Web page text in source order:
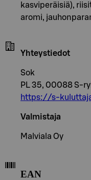
kasviperäisiä),
aromi,
Yhteystiedot
Sok
PL 35, 00088 S-
https://s-
Valmistaja
Malviala Oy
EAN